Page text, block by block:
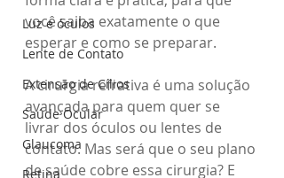
Luz e óculos
Lente de Contato
Extensão de Cílios
Saúde Ocular
Glaucoma
Retina
você saiba exatamente o que
esperar e como se preparar.
A cirurgia refrativa é uma solução
avançada para quem quer se
livrar dos óculos ou lentes de
contato. Mas será que o seu plano
de saúde cobre essa cirurgia? E